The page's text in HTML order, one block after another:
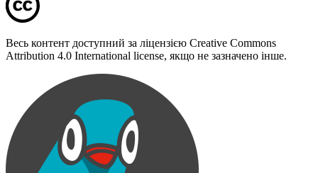
Весь контент доступний за ліцензією Creative Commons
Attribution 4.0 International license, якщо не зазначено інше.